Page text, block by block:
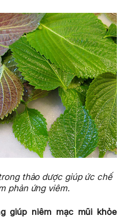
thảo dược giúp ức chế
phản ứng viêm.
giúp niêm mạc mũi khỏe